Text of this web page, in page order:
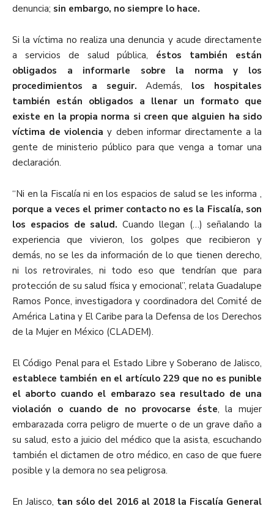
denuncia; sin embargo, no siempre lo hace.
Si la víctima no realiza una denuncia y acude directamente
a servicios de salud pública, éstos también están
obligados a informarle sobre la norma y los
procedimientos a seguir. Además, los hospitales
también están obligados a llenar un formato que
existe en la propia norma si creen que alguien ha sido
víctima de violencia y deben informar directamente a la
gente de ministerio público para que venga a tomar una
declaración.
“Ni en la Fiscalía ni en los espacios de salud se les informa ,
porque a veces el primer contacto no es la Fiscalía, son
los espacios de salud. Cuando llegan (…) señalando la
experiencia que vivieron, los golpes que recibieron y
demás, no se les da información de lo que tienen derecho,
ni los retrovirales, ni todo eso que tendrían que para
protección de su salud física y emocional”, relata Guadalupe
Ramos Ponce, investigadora y coordinadora del Comité de
América Latina y El Caribe para la Defensa de los Derechos
de la Mujer en México (CLADEM).
El Código Penal para el Estado Libre y Soberano de Jalisco,
establece también en el artículo 229 que no es punible
el aborto cuando el embarazo sea resultado de una
violación o cuando de no provocarse éste, la mujer
embarazada corra peligro de muerte o de un grave daño a
su salud, esto a juicio del médico que la asista, escuchando
también el dictamen de otro médico, en caso de que fuere
posible y la demora no sea peligrosa.
En Jalisco, tan sólo del 2016 al 2018 la Fiscalía General